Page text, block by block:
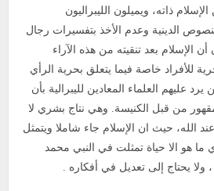
ذاته، ويميلون الليبراليون
الدينية وعدم الأخذ بتفسيرات رجال
الإسلام بعد تنقيته من هذه الآراء
للأفراد خاصة فيما يتعلق بحرية الرأي
يرد عليهم العلماء المعادين لليبرالية بأن
من قبل الكنيسة. وهي نتاج بشري لا
الله، حيث ان الإسلام جاء شاملا ويتمثل
ما هو الا حياة تمثلت في النبي محمد
ولا يحتاج إلى تعديل في أفكاره .